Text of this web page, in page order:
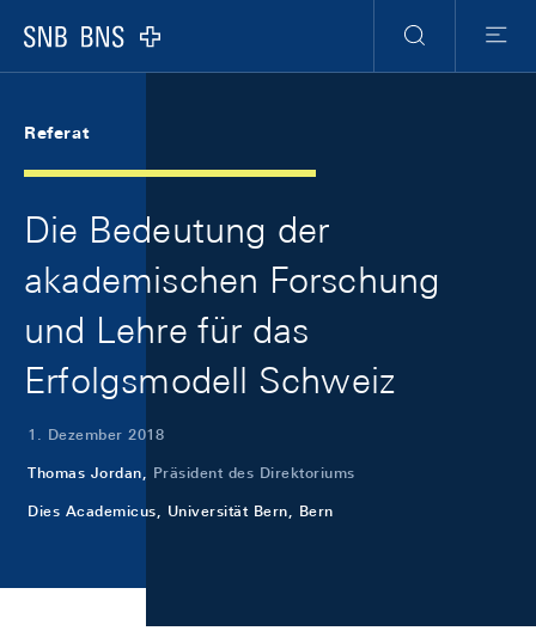
Logo
Suche
Menu
Referat
Die Bedeutung der
akademischen Forschung
und Lehre für das
Erfolgsmodell Schweiz
1. Dezember 2018
Thomas Jordan, Präsident des Direktoriums
Dies Academicus, Universität Bern, Bern